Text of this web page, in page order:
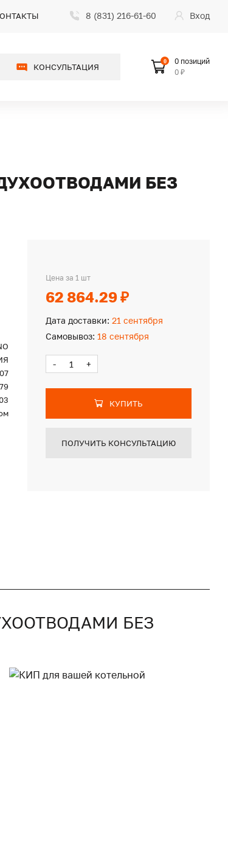
8 (831) 216-61-60 Вход
КОНСУЛЬТАЦИЯ
0
0 позиций
0 ₽
БЕЗ
Цена за 1 шт
62 864.29 ₽
Дата доставки: 21 сентября
Самовывоз: 18 сентября
- +
КУПИТЬ
ПОЛУЧИТЬ КОНСУЛЬТАЦИЮ
БЕЗ